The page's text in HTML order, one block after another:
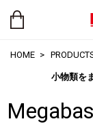
HOME
小物類を